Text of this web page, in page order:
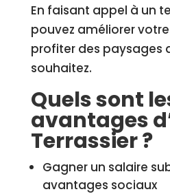
En faisant appel à un
pouvez améliorer
profiter des paysages
souhaitez.
Quels sont
avantages
Terrassier ?
Gagner un salaire
avantages sociaux